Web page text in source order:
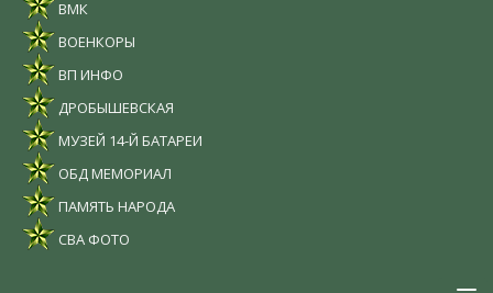
ВМК
ВОЕНКОРЫ
ВП ИНФО
ДРОБЫШЕВСКАЯ
МУЗЕЙ 14-Й БАТАРЕИ
ОБД МЕМОРИАЛ
ПАМЯТЬ НАРОДА
СВА ФОТО